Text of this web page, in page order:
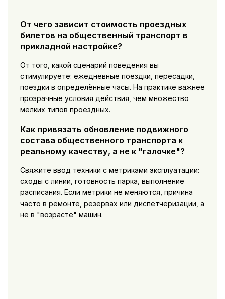
От чего зависит стоимость проездных
билетов на общественный транспорт в
прикладной настройке?
От того, какой сценарий поведения вы
стимулируете: ежедневные поездки, пересадки,
поездки в определённые часы. На практике важнее
прозрачные условия действия, чем множество
мелких типов проездных.
Как привязать обновление подвижного
состава общественного транспорта к
реальному качеству, а не к "галочке"?
Свяжите ввод техники с метриками эксплуатации:
сходы с линии, готовность парка, выполнение
расписания. Если метрики не меняются, причина
часто в ремонте, резервах или диспетчеризации, а
не в "возрасте" машин.